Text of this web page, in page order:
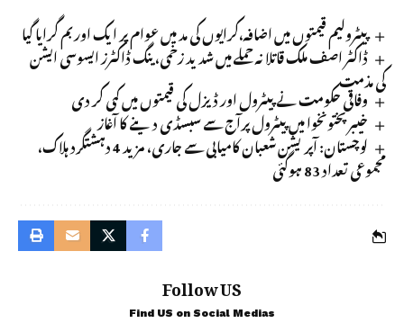
پیٹرولیم قیمتوں میں اضافہ،کرایوں کی مد میں عوام پر ایک اور بم گرایا گیا
ڈاکٹر اصف ملک قاتلانہ حملے میں شدید زخمی، ینگ ڈاکٹرز ایسوسی ایشن
کی مذمت
وفاقی حکومت نے پیٹرول اور ڈیزل کی قیمتوں میں کمی کر دی
خیبر پختونخوا میں پیٹرول پرآج سے سبسڈی دینے کا آغاز
لوچستان: آپریشن شعبان کامیابی سے جاری، مزید 4 دہشتگرد ہلاک،
مجموعی تعداد 83 ہوگئی
Follow US
Find US on Social Medias